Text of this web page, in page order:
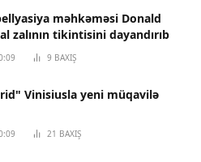
məhkəməsi Donald
zalının tikintisini dayandırıb
9 BAXIŞ
Vinisiusla yeni müqavilə
21 BAXIŞ